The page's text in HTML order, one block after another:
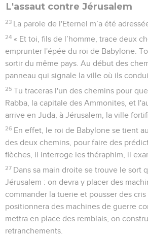
L'assaut contre Jérusalem
23 La parole de l'Eternel m’a été
24 « Et toi, fils de l’homme, trace deux
emprunter l'épée du roi de Babylone.
sortir du même pays. Au début des
panneau qui signale la ville où ils
25 Tu traceras l'un des chemins pour
Rabba, la capitale des Ammonites, et
arrive en Juda, à Jérusalem, la ville
26 En effet, le roi de Babylone se tient
des deux chemins, pour faire des
flèches, il interroge les théraphim, il
27 Dans sa main droite se trouve le sort
Jérusalem : on devra y placer des
commander la tuerie et pousser des
positionnera des machines de guerre
mettra en place des remblais, on
retranchements.